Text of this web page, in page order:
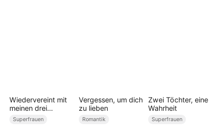
Wiedervereint mit
meinen drei
milliardenschweren
Brüdern
Superfrauen
Vergessen, um dich
zu lieben
Romantik
Zwei Töchter, eine
Wahrheit
Superfrauen